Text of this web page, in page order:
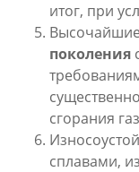
итог, при
Высочайшие
поколения
сгорания
сплавами,